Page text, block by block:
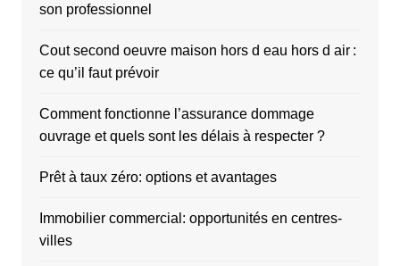
son professionnel
Cout second oeuvre maison hors d eau hors d air :
ce qu’il faut prévoir
Comment fonctionne l’assurance dommage
ouvrage et quels sont les délais à respecter ?
Prêt à taux zéro: options et avantages
Immobilier commercial: opportunités en centres-
villes